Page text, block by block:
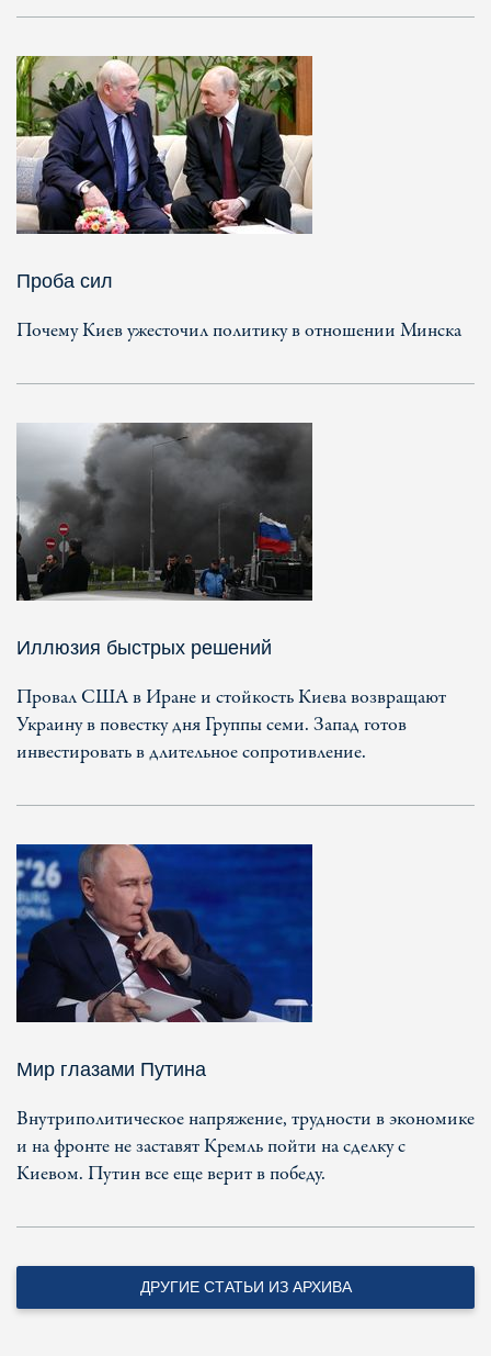
Проба сил
Почему Киев ужесточил политику в отношении Минска
Иллюзия быстрых решений
Провал США в Иране и стойкость Киева возвращают
Украину в повестку дня Группы семи. Запад готов
инвестировать в длительное сопротивление.
Мир глазами Путина
Внутриполитическое напряжение, трудности в экономике
и на фронте не заставят Кремль пойти на сделку с
Киевом. Путин все еще верит в победу.
ДРУГИЕ СТАТЬИ ИЗ АРХИВА